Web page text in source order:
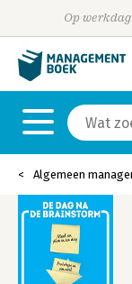
Op
Algemeen